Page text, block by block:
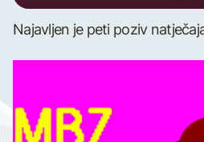
Najavljen je peti poziv